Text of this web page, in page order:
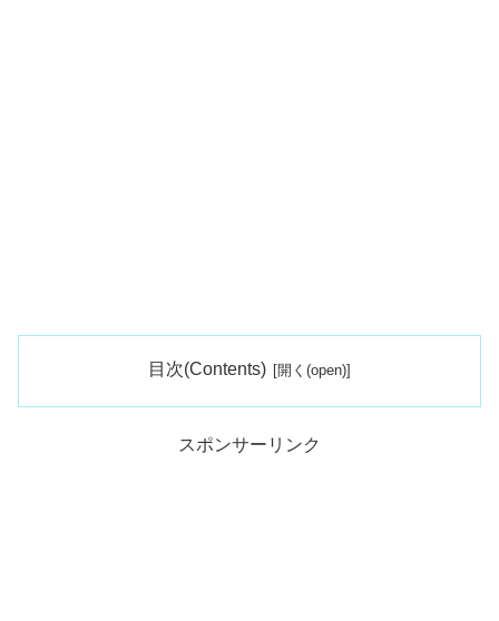
目次(Contents)
スポンサーリンク